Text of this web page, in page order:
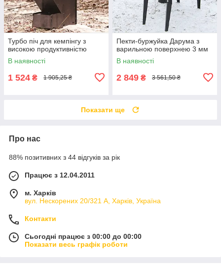
Турбо піч для кемпінгу з
високою продуктивністю
В наявності
1 524 ₴ 1 905,25 ₴
Пекти-буржуйка Дарума з
варильною поверхнею 3 мм
В наявності
2 849 ₴ 3 561,50 ₴
Показати ще
Про нас
88% позитивних з 44 відгуків за рік
Працює з 12.04.2011
м. Харків
вул. Нескорених 20/321 А, Харків, Україна
Контакти
Сьогодні працює з 00:00 до 00:00
Показати весь графік роботи